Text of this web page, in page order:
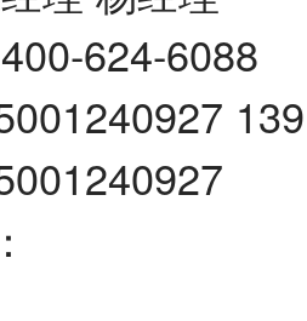
624-6088